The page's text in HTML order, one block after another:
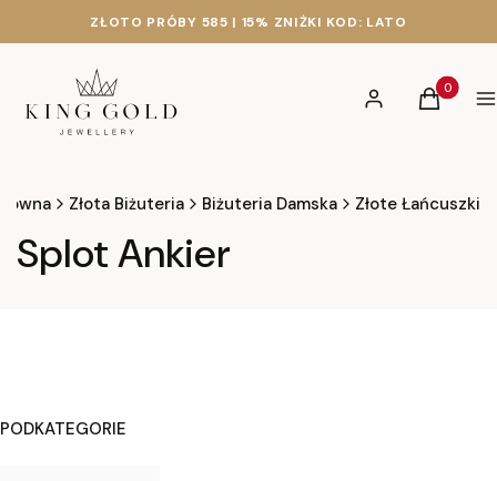
ZŁOTO PRÓBY 585 | 15% ZNIŻKI KOD: LATO
Zaloguj sięProdukty
Koszyk
Złota Biżuteria Biżuteria Damska Złote Łańcuszki
Splot Ankier
PODKATEGORIE